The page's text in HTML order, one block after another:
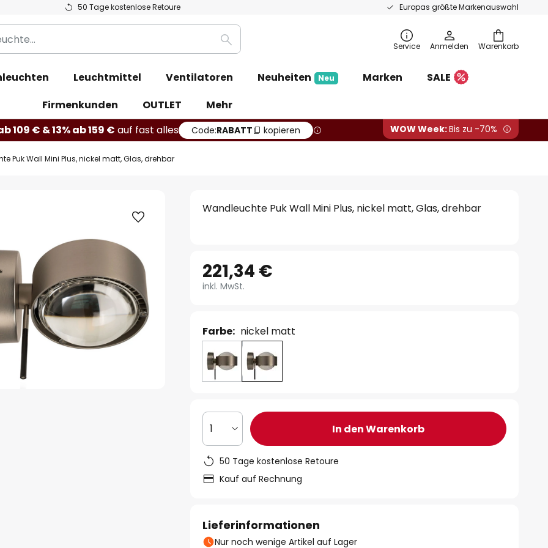
50 Tage kostenlose Retoure Europas größte Markenauswahl
Warenkorb
Suche Service Anmelden
Leuchtmittel Ventilatoren Neuheiten Neu Marken
SALE
Firmenkunden
OUTLET
Mehr
109 € & 13% ab 159 € auf fast alles Code:RABATT kopieren WOW Week:Bis zu -70%
Puk Wall Mini Plus, nickel matt, Glas, drehbar
Wandleuchte Puk Wall Mini Plus, nickel matt, Glas, drehbar
221,34 €
inkl. MwSt.
Farbe: nickel matt
1 In den Warenkorb
50 Tage kostenlose Retoure
Kauf auf Rechnung
Lieferinformationen
Nur noch wenige Artikel auf Lager